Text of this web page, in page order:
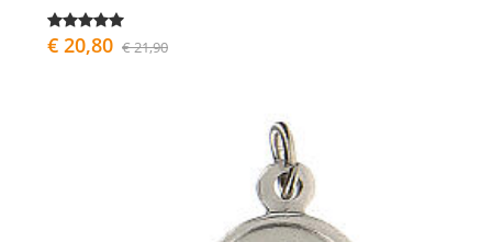
€ 20,80 € 21,90